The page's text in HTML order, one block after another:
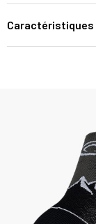
Caractéristiques